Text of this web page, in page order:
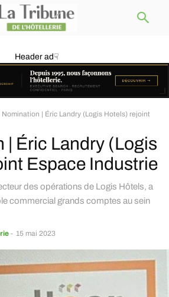
Header ad☟
Nomination | Éric Landry (Logis Hotels) rejoint
| Éric Landry (Logis
Espace Industrie
des opérations de Logis Hôtels, a
commercial grands comptes au sein
- 15 mai 2023